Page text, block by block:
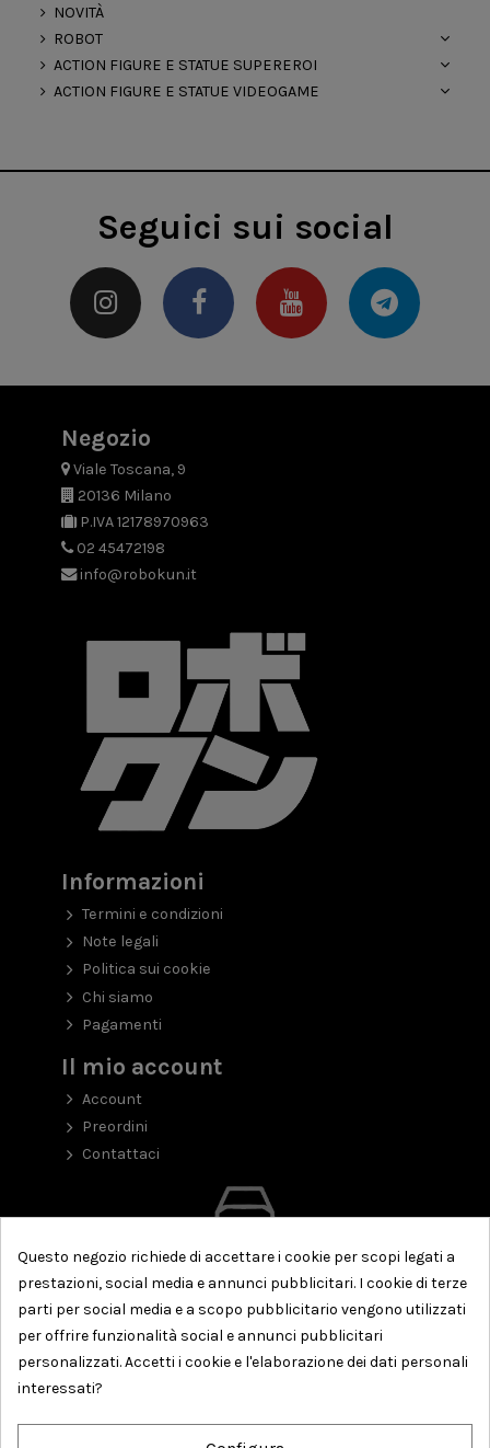
NOVITÀ
ROBOT
ACTION FIGURE E STATUE SUPEREROI
ACTION FIGURE E STATUE VIDEOGAME
Seguici sui social
Negozio
Viale Toscana, 9
20136 Milano
P.IVA 12178970963
02 45472198
info@robokun.it
Informazioni
Termini e condizioni
Note legali
Politica sui cookie
Chi siamo
Pagamenti
Il mio account
Account
Preordini
Contattaci
Questo negozio richiede di accettare i cookie per scopi legati a
prestazioni, social media e annunci pubblicitari. I cookie di terze
parti per social media e a scopo pubblicitario vengono utilizzati
per offrire funzionalità social e annunci pubblicitari
personalizzati. Accetti i cookie e l'elaborazione dei dati personali
interessati?